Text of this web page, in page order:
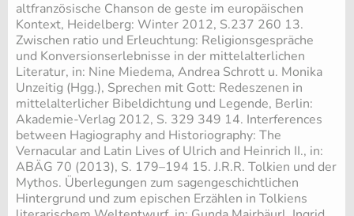
altfranzösische Chanson de geste im europäischen
Kontext, Heidelberg: Winter 2012, S.237 260 13.
Zwischen ratio und Erleuchtung: Religionsgespräche
und Konversionserlebnisse in der mittelalterlichen
Literatur, in: Nine Miedema, Andrea Schrott u. Monika
Unzeitig (Hgg.), Sprechen mit Gott: Redeszenen in
mittelalterlicher Bibeldichtung und Legende, Berlin:
Akademie-Verlag 2012, S. 329 349 14. Interferences
between Hagiography and Historiography: The
Vernacular and Latin Lives of Ulrich and Heinrich II., in:
ABÄG 70 (2013), S. 179–194 15. J.R.R. Tolkien und der
Mythos. Überlegungen zum sagengeschichtlichen
Hintergrund und zum epischen Erzählen in Tolkiens